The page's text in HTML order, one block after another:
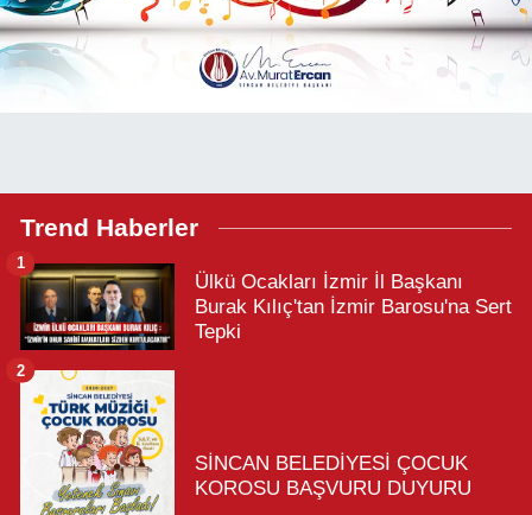
Trend Haberler
Ülkü Ocakları İzmir İl Başkanı
Burak Kılıç'tan İzmir Barosu'na Sert
Tepki
1
SİNCAN BELEDİYESİ ÇOCUK
KOROSU BAŞVURU DUYURU
2